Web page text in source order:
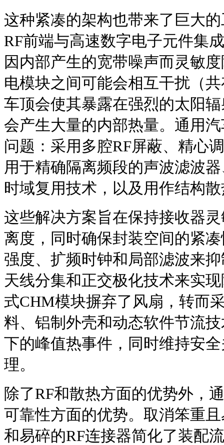
这种紧凑的架构也带来了巨大
RF前端与高速数字电子元件集
因内部产生的宽带噪声而灵敏
电模块之间可能会相互干扰（
车顶会使其暴露在强烈的太阳
会产生大量的内部热量。通用
问题：采用多腔RF屏蔽、精心
用于精确隔离频段的声波滤波
时域复用技术，以及用作结构
这些解决方案旨在保持接收器
离度，同时确保封装空间的紧
强度、扩频时钟和局部滤波来
天线分集和正交极化技术来实
式CHM模块摒弃了风扇，转而
料、铝制外壳和动态软件节流
下的峰值热事件，同时维持安
理。
除了RF和散热方面的优势外，
可靠性方面的优势。取消笨重
和易碎的RF连接器简化了装配